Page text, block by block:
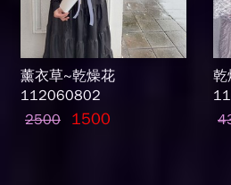
薰衣草~乾燥花
112060802
2500
1500
乾